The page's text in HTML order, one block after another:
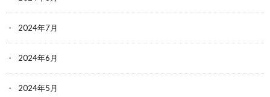
2024年7月
2024年6月
2024年5月